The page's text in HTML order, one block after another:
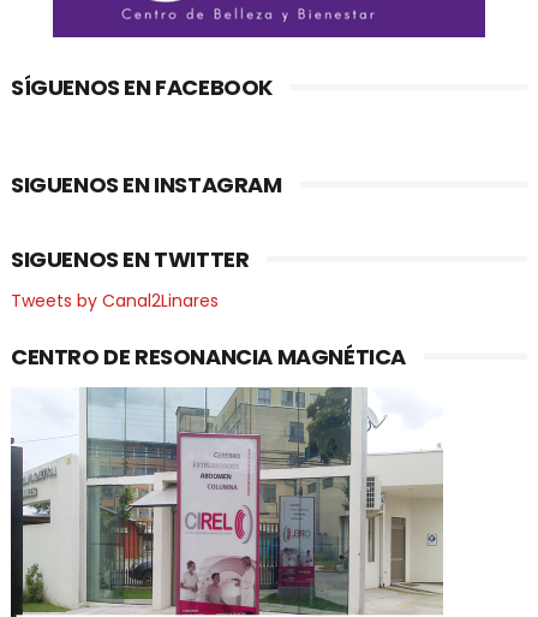
SÍGUENOS EN FACEBOOK
SIGUENOS EN INSTAGRAM
SIGUENOS EN TWITTER
Tweets by Canal2Linares
CENTRO DE RESONANCIA MAGNÉTICA